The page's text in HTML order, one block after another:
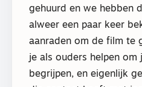
gehuurd en we hebben
alweer een paar keer
aanraden om de film te
je als ouders helpen
begrijpen, en eigenlijk